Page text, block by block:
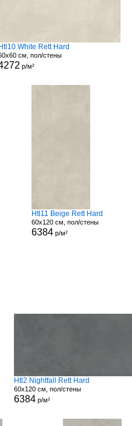
Htl10 White Rett Hard
см, пол/стены
р/м²
Htl11 Beige Rett Hard
60x120 см, пол/стены
6384 р/м²
Htl2 Nightfall Rett Hard
60x120 см, пол/стены
6384р/м²